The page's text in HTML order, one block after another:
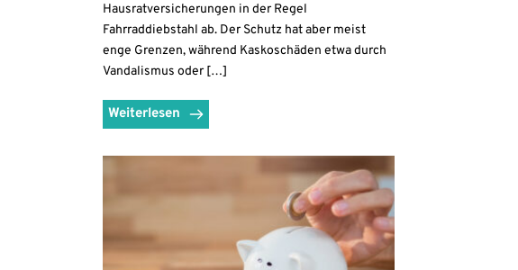
Hausratversicherungen in der Regel
Fahrraddiebstahl ab. Der Schutz hat aber meist
enge Grenzen, während Kaskoschäden etwa durch
Vandalismus oder […]
Weiterlesen